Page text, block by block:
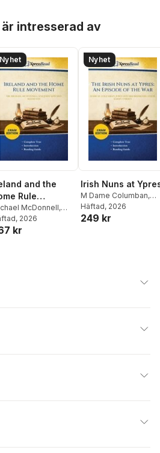
intresserad av
Nyhet
and the
Rule
(Cram
McDonnell,
Edward Redmond
, 2026
kr
Nyhet
Irish Nuns at
M Dame Columban,
John Edward
R Barry (Richard Barry)
Häftad, 2026
249 kr